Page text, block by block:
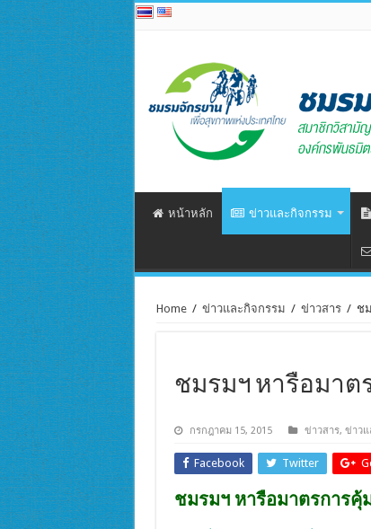
หน้าหลัก ข่าวและกิจกรรม
Home / ข่าวและกิจกรรม / ข่าวสาร / ช
ชมรมฯ หารือมา
กรกฎาคม 15, 2015 ข่าวสาร, ข่าวแ
Facebook Twitter
ชมรมฯ หารือมาตรการ